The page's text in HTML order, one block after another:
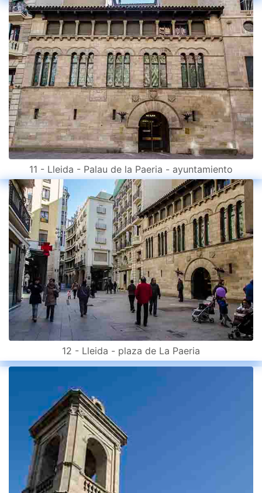
11 - Lleida - Palau de la Paeria - ayuntamiento
12 - Lleida - plaza de La Paeria